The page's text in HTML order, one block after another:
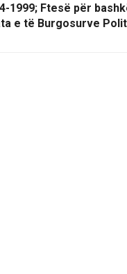
1999; Ftesë për
e të Burgosurve